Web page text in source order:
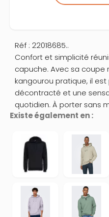
Existe également en :
Réf : 22018685..
Confort et simplicité
capuche. Avec sa coupe
kangourou pratique, il
décontracté et une
quotidien. À porter sans